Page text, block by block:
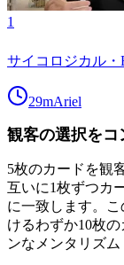
1
サイコロジカル・
29mAriel
観客の選択をコ
5枚のカードを観
互いに1枚ずつカ
に一致します。
けるわずか10枚
ンなメンタリズ